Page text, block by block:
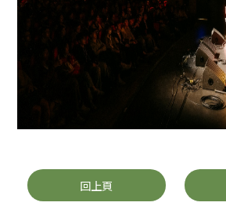
回上頁